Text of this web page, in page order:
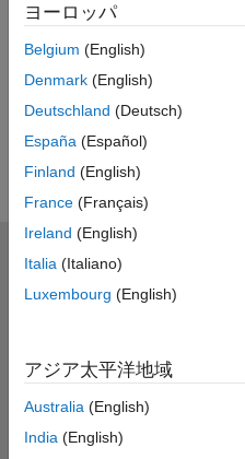
RELATED VIDEOS
View more related videos
ヨーロッパ
Belgium (English)
Denmark (English)
Deutschland (Deutsch)
España (Español)
Finland (English)
France (Français)
Ireland (English)
Italia (Italiano)
Luxembourg (English)
アジア太平洋地域
Australia (English)
India (English)
MathWorks
評価版の入手・製品の購入
使い方を学ぶ